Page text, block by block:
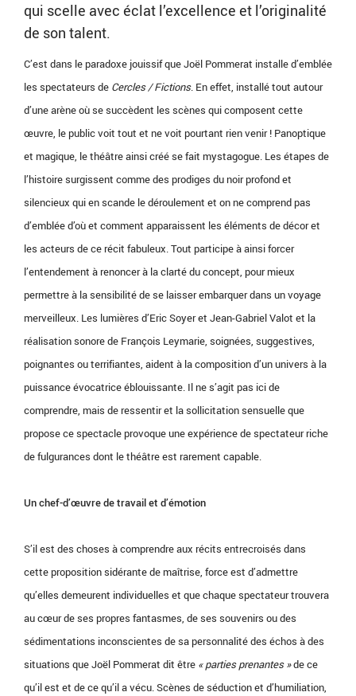
qui scelle avec éclat l’excellence et l’originalité
de son talent.
C’est dans le paradoxe jouissif que Joël Pommerat installe d’emblée
les spectateurs de Cercles / Fictions. En effet, installé tout autour
d’une arène où se succèdent les scènes qui composent cette
œuvre, le public voit tout et ne voit pourtant rien venir ! Panoptique
et magique, le théâtre ainsi créé se fait mystagogue. Les étapes de
l’histoire surgissent comme des prodiges du noir profond et
silencieux qui en scande le déroulement et on ne comprend pas
d’emblée d’où et comment apparaissent les éléments de décor et
les acteurs de ce récit fabuleux. Tout participe à ainsi forcer
l’entendement à renoncer à la clarté du concept, pour mieux
permettre à la sensibilité de se laisser embarquer dans un voyage
merveilleux. Les lumières d’Eric Soyer et Jean-Gabriel Valot et la
réalisation sonore de François Leymarie, soignées, suggestives,
poignantes ou terrifiantes, aident à la composition d’un univers à la
puissance évocatrice éblouissante. Il ne s’agit pas ici de
comprendre, mais de ressentir et la sollicitation sensuelle que
propose ce spectacle provoque une expérience de spectateur riche
de fulgurances dont le théâtre est rarement capable.
Un chef-d’œuvre de travail et d’émotion
S’il est des choses à comprendre aux récits entrecroisés dans
cette proposition sidérante de maîtrise, force est d’admettre
qu’elles demeurent individuelles et que chaque spectateur trouvera
au cœur de ses propres fantasmes, de ses souvenirs ou des
sédimentations inconscientes de sa personnalité des échos à des
situations que Joël Pommerat dit être « parties prenantes »de ce
qu’il est et de ce qu’il a vécu. Scènes de séduction et d’humiliation,